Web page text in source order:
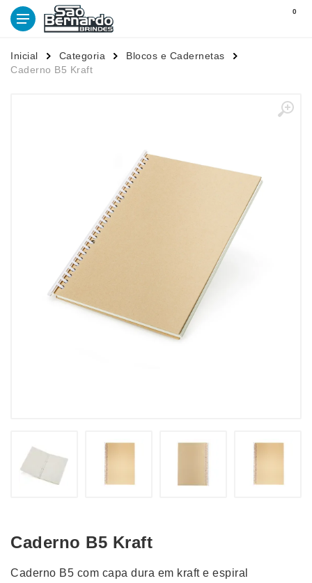
0
Inicial Categoria
Blocos e Cadernetas
Caderno B5 Kraft
Caderno B5 Kraft
Caderno B5 com capa dura em kraft e espiral